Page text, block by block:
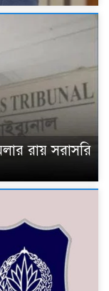
রায় সরাসরি